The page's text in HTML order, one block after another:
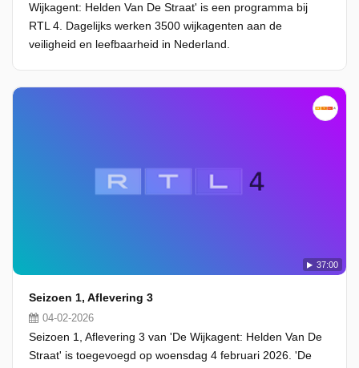
Wijkagent: Helden Van De Straat' is een programma bij
RTL 4. Dagelijks werken 3500 wijkagenten aan de
veiligheid en leefbaarheid in Nederland.
37:00
Seizoen 1, Aflevering 3
04-02-2026
Seizoen 1, Aflevering 3 van 'De Wijkagent: Helden Van De
Straat' is toegevoegd op woensdag 4 februari 2026. 'De